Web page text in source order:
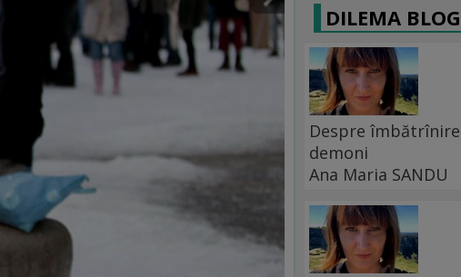
DILEMA BLOG
Despre
demoni
Ana Maria SANDU